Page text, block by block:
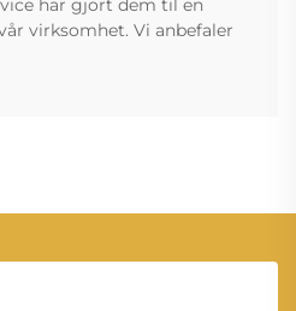
har gjort dem til en
virksomhet. Vi anbefaler